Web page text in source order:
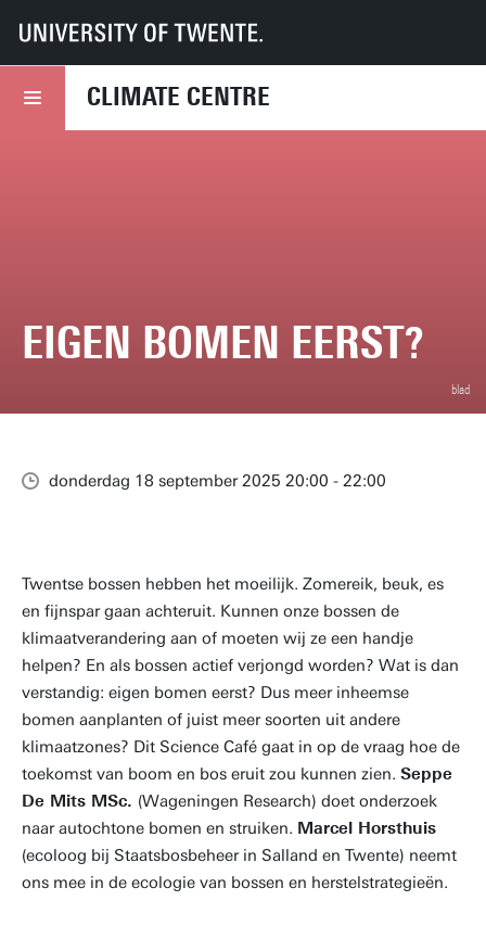
CLIMATE CENTRE
UT Climate Centre home Events
blad
EIGEN BOMEN EERST?
donderdag 18 september 2025 20:00 - 22:00
Twentse bossen hebben het moeilijk. Zomereik, beuk, es
en fijnspar gaan achteruit. Kunnen onze bossen de
klimaatverandering aan of moeten wij ze een handje
helpen? En als bossen actief verjongd worden? Wat is dan
verstandig: eigen bomen eerst? Dus meer inheemse
bomen aanplanten of juist meer soorten uit andere
klimaatzones? Dit Science Café gaat in op de vraag hoe de
toekomst van boom en bos eruit zou kunnen zien. Seppe
De Mits MSc. (Wageningen Research) doet onderzoek
naar autochtone bomen en struiken. Marcel Horsthuis
(ecoloog bij Staatsbosbeheer in Salland en Twente) neemt
ons mee in de ecologie van bossen en herstelstrategieën.